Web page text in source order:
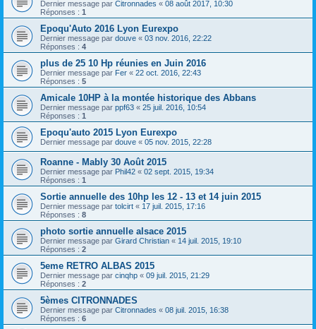
Dernier message par Citronnades « 08 août 2017, 10:30
Réponses : 1
Epoqu'Auto 2016 Lyon Eurexpo
Dernier message par douve « 03 nov. 2016, 22:22
Réponses : 4
plus de 25 10 Hp réunies en Juin 2016
Dernier message par Fer « 22 oct. 2016, 22:43
Réponses : 5
Amicale 10HP à la montée historique des Abbans
Dernier message par ppf63 « 25 juil. 2016, 10:54
Réponses : 1
Epoqu'auto 2015 Lyon Eurexpo
Dernier message par douve « 05 nov. 2015, 22:28
Roanne - Mably 30 Août 2015
Dernier message par Phil42 « 02 sept. 2015, 19:34
Réponses : 1
Sortie annuelle des 10hp les 12 - 13 et 14 juin 2015
Dernier message par tolcirt « 17 juil. 2015, 17:16
Réponses : 8
photo sortie annuelle alsace 2015
Dernier message par Girard Christian « 14 juil. 2015, 19:10
Réponses : 2
5eme RETRO ALBAS 2015
Dernier message par cinqhp « 09 juil. 2015, 21:29
Réponses : 2
5èmes CITRONNADES
Dernier message par Citronnades « 08 juil. 2015, 16:38
Réponses : 6